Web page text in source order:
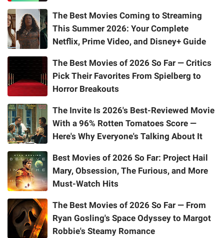
The Best Movies Coming to Streaming
This Summer 2026: Your Complete
Netflix, Prime Video, and Disney+ Guide
The Best Movies of 2026 So Far — Critics
Pick Their Favorites From Spielberg to
Horror Breakouts
The Invite Is 2026's Best-Reviewed Movie
With a 96% Rotten Tomatoes Score —
Here's Why Everyone's Talking About It
Best Movies of 2026 So Far: Project Hail
Mary, Obsession, The Furious, and More
Must-Watch Hits
The Best Movies of 2026 So Far — From
Ryan Gosling's Space Odyssey to Margot
Robbie's Steamy Romance